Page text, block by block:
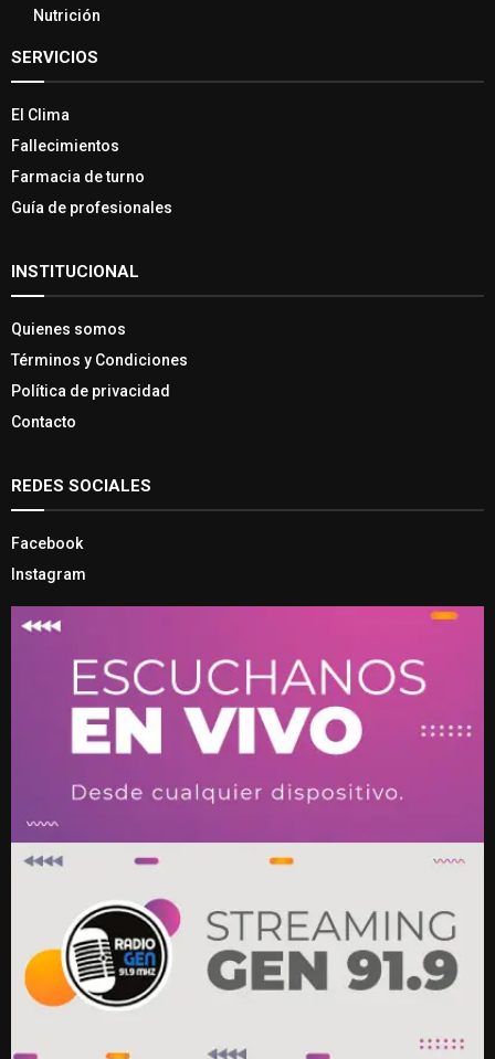
Nutrición
SERVICIOS
El Clima
Fallecimientos
Farmacia de turno
Guía de profesionales
INSTITUCIONAL
Quienes somos
Términos y Condiciones
Política de privacidad
Contacto
REDES SOCIALES
Facebook
Instagram